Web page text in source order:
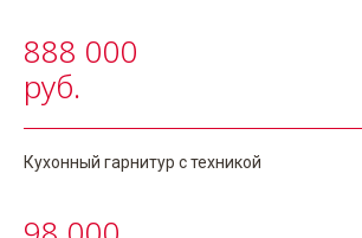
888 000
руб.
Кухонный гарнитур с техникой
КОНСУЛЬТАЦИЯ